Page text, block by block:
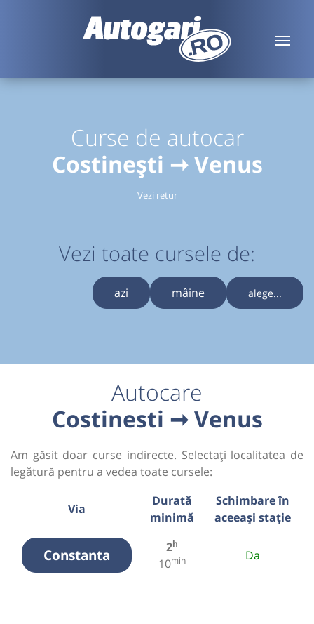
Curse de autocar
Costinești ➞ Venus
Vezi retur
Vezi toate cursele de:
azi mâine alege...
Autocare
Costinesti ➞ Venus
Am găsit doar curse indirecte. Selectați localitatea de
legătură pentru a vedea toate cursele:
Via
Durată
minimă
Schimbare în
aceeași stație
Constanta 2h
10min Da